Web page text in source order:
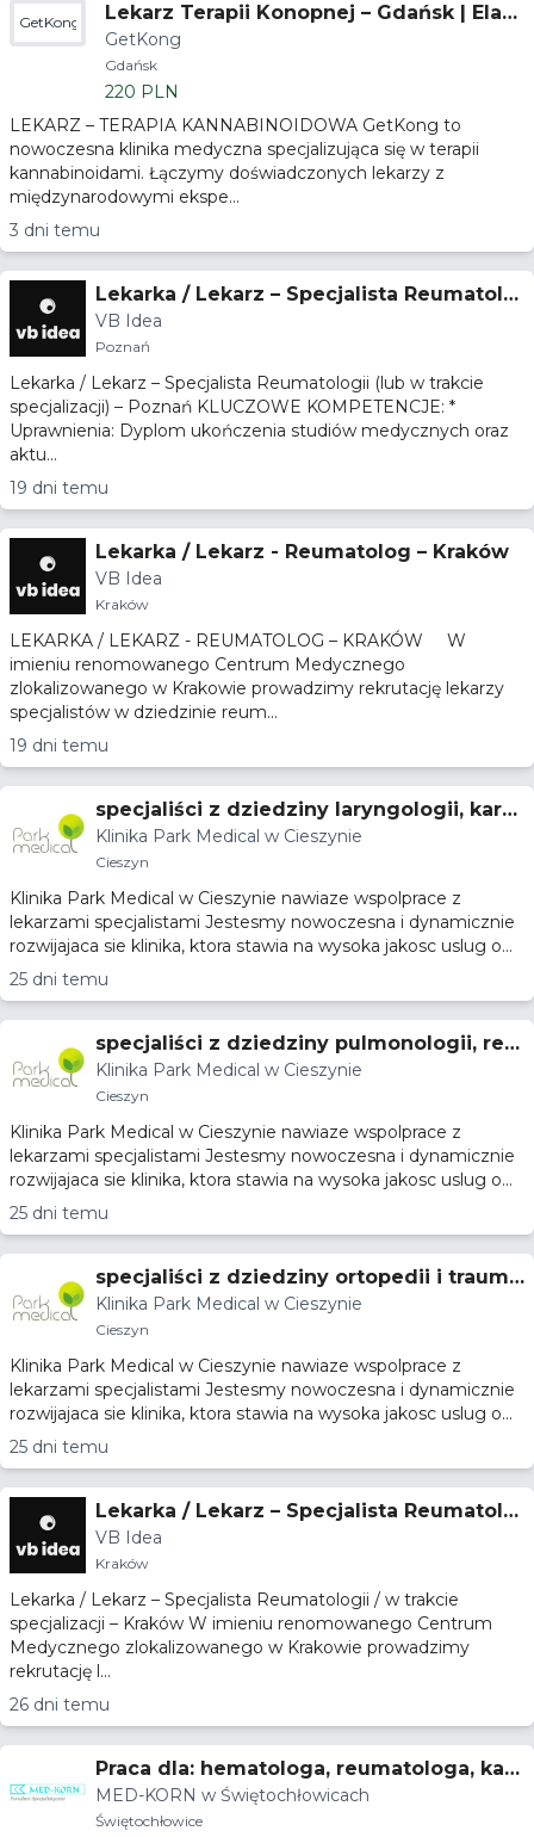
GetKong
Lekarz Terapii Konopnej – Gdańsk | Elast
yczny Grafik
GetKong
Gdańsk
220 PLN
LEKARZ – TERAPIA KANNABINOIDOWA GetKong to
nowoczesna klinika medyczna specjalizująca się w terapii
kannabinoidami. Łączymy doświadczonych lekarzy z
międzynarodowymi ekspe...
3 dni temu
Lekarka / Lekarz – Specjalista Reumatolo
gii (lub w trakcie specjalizacji) – Poznań
VB Idea
Poznań
Lekarka / Lekarz – Specjalista Reumatologii (lub w trakcie
specjalizacji) – Poznań KLUCZOWE KOMPETENCJE: *
Uprawnienia: Dyplom ukończenia studiów medycznych oraz
aktu...
19 dni temu
Lekarka / Lekarz - Reumatolog – Kraków
VB Idea
Kraków
LEKARKA / LEKARZ - REUMATOLOG – KRAKÓW W
imieniu renomowanego Centrum Medycznego
zlokalizowanego w Krakowie prowadzimy rekrutację lekarzy
specjalistów w dziedzinie reum...
19 dni temu
specjaliści z dziedziny laryngologii, kardi
ologii, endokrynologii
Klinika Park Medical w Cieszynie
Cieszyn
Klinika Park Medical w Cieszynie nawiaze wspolprace z
lekarzami specjalistami Jestesmy nowoczesna i dynamicznie
rozwijajaca sie klinika, ktora stawia na wysoka jakosc uslug o...
25 dni temu
specjaliści z dziedziny pulmonologii, reu
matologii, alergologii
Klinika Park Medical w Cieszynie
Cieszyn
Klinika Park Medical w Cieszynie nawiaze wspolprace z
lekarzami specjalistami Jestesmy nowoczesna i dynamicznie
rozwijajaca sie klinika, ktora stawia na wysoka jakosc uslug o...
25 dni temu
specjaliści z dziedziny ortopedii i trauma
tologii, psychiatrii
Klinika Park Medical w Cieszynie
Cieszyn
Klinika Park Medical w Cieszynie nawiaze wspolprace z
lekarzami specjalistami Jestesmy nowoczesna i dynamicznie
rozwijajaca sie klinika, ktora stawia na wysoka jakosc uslug o...
25 dni temu
Lekarka / Lekarz – Specjalista Reumatolo
gii / w trakcie specjalizacji – Kraków
VB Idea
Kraków
Lekarka / Lekarz – Specjalista Reumatologii / w trakcie
specjalizacji – Kraków W imieniu renomowanego Centrum
Medycznego zlokalizowanego w Krakowie prowadzimy
rekrutację l...
26 dni temu
Praca dla: hematologa, reumatologa, kar
diologa
MED-KORN w Świętochłowicach
Świętochłowice